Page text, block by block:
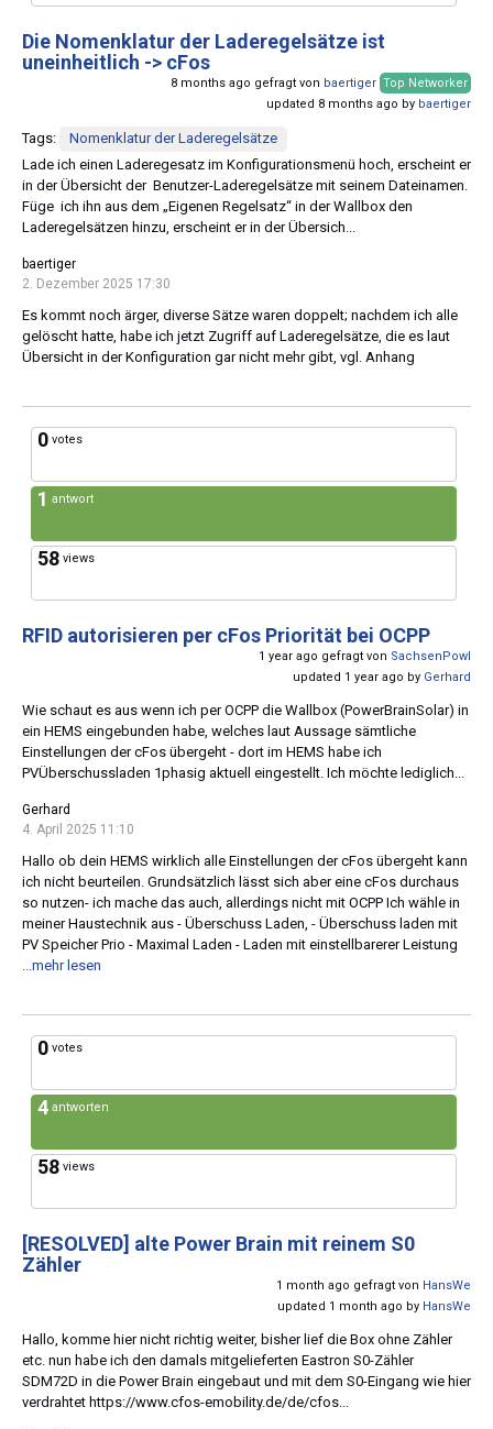
Die Nomenklatur der Laderegelsätze ist
uneinheitlich -> cFos
8 months ago gefragt von baertiger Top Networker
updated 8 months ago by baertiger
Tags:
Nomenklatur der Laderegelsätze
Lade ich einen Laderegesatz im Konfigurationsmenü hoch, erscheint er
in der Übersicht der Benutzer-Laderegelsätze mit seinem Dateinamen.
Füge ich ihn aus dem „Eigenen Regelsatz“ in der Wallbox den
Laderegelsätzen hinzu, erscheint er in der Übersich...
baertiger
2. Dezember 2025 17:30
Es kommt noch ärger, diverse Sätze waren doppelt; nachdem ich alle
gelöscht hatte, habe ich jetzt Zugriff auf Laderegelsätze, die es laut
Übersicht in der Konfiguration gar nicht mehr gibt, vgl. Anhang
0 votes
1 antwort
58 views
RFID autorisieren per cFos Priorität bei OCPP
1 year ago gefragt von SachsenPowl
updated 1 year ago by Gerhard
Wie schaut es aus wenn ich per OCPP die Wallbox (PowerBrainSolar) in
ein HEMS eingebunden habe, welches laut Aussage sämtliche
Einstellungen der cFos übergeht - dort im HEMS habe ich
PVÜberschussladen 1phasig aktuell eingestellt. Ich möchte lediglich...
Gerhard
4. April 2025 11:10
Hallo ob dein HEMS wirklich alle Einstellungen der cFos übergeht kann
ich nicht beurteilen. Grundsätzlich lässt sich aber eine cFos durchaus
so nutzen- ich mache das auch, allerdings nicht mit OCPP Ich wähle in
meiner Haustechnik aus - Überschuss Laden, - Überschuss laden mit
PV Speicher Prio - Maximal Laden - Laden mit einstellbarerer Leistung
...mehr lesen
0 votes
4 antworten
58 views
[RESOLVED] alte Power Brain mit reinem S0
Zähler
1 month ago gefragt von HansWe
updated 1 month ago by HansWe
Hallo, komme hier nicht richtig weiter, bisher lief die Box ohne Zähler
etc. nun habe ich den damals mitgelieferten Eastron S0-Zähler
SDM72D in die Power Brain eingebaut und mit dem S0-Eingang wie hier
verdrahtet https://www.cfos-emobility.de/de/cfos...